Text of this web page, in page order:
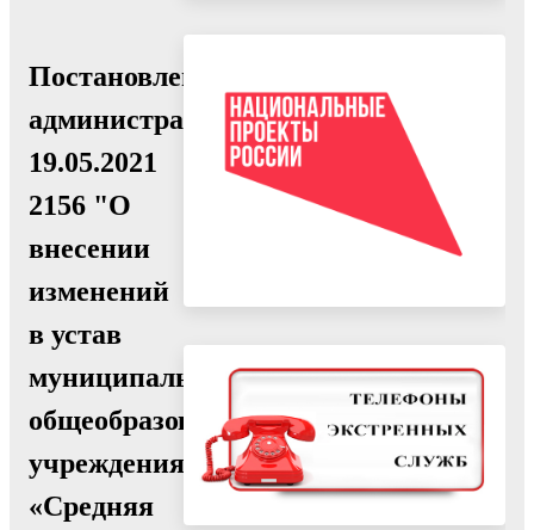
Постановление
администрации
19.05.2021
2156 "О
внесении
изменений
в устав
муниципального
общеобразовательного
учреждения
«Средняя